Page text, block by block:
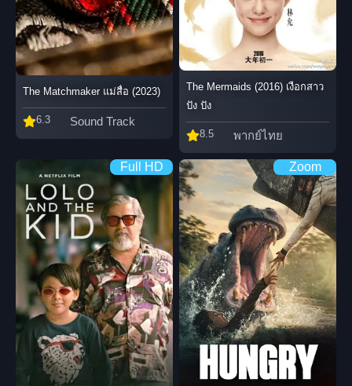
The Matchmaker แม่สื่อ (2023)
6.3 Sound Track
The Mermaids (2016) เงือกสาว
ปัง ปัง
8.5 พากย์ไทย
Full HD Zoom